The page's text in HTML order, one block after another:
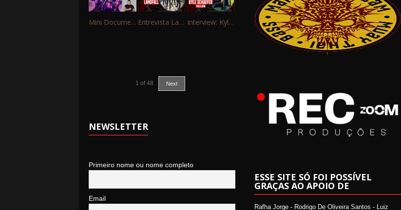
Mini Documentário – 10 Anos de Portinho Rock Entrevista Landfall Interview: Kyle Schaefer (Fallujah)
1 of 48 Next
NEWSLETTER
Primeiro nome ou nome completo
Email
ESSE SITE SÓ FOI POSSÍVEL
GRAÇAS AO APOIO DE
Rafha Jorge - Rodrigo De Oliveira Santos - Luiz